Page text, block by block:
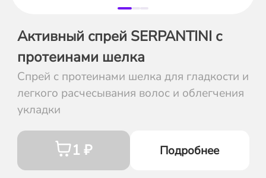
Активный спрей SERPANTINI с
протеинами шелка
Спрей с протеинами шелка для гладкости и
легкого расчесывания волос и облегчения
укладки
1 ₽ Подробнее